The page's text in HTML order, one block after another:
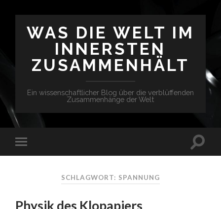
WAS DIE WELT IM
INNERSTEN
ZUSAMMENHÄLT
Ein wissenschaftlicher Blog über die verblüffenden
Zusammenhänge der Welt
SCHLAGWORT: SPANNUNG
Physik des Klopapiers